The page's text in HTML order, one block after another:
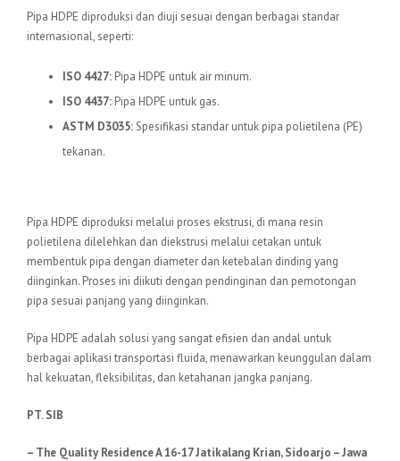
Pipa HDPE diproduksi dan diuji sesuai dengan berbagai standar
internasional, seperti:
ISO 4427: Pipa HDPE untuk air minum.
ISO 4437: Pipa HDPE untuk gas.
ASTM D3035:Spesifikasi standar untuk pipa polietilena (PE)
tekanan.
Pipa HDPE diproduksi melalui proses ekstrusi, di mana resin
polietilena dilelehkan dan diekstrusi melalui cetakan untuk
membentuk pipa dengan diameter dan ketebalan dinding yang
diinginkan. Proses ini diikuti dengan pendinginan dan pemotongan
pipa sesuai panjang yang diinginkan.
Pipa HDPE adalah solusi yang sangat efisien dan andal untuk
berbagai aplikasi transportasi fluida, menawarkan keunggulan dalam
hal kekuatan, fleksibilitas, dan ketahanan jangka panjang.
PT. SIB
– The Quality Residence A 16-17 Jatikalang Krian, Sidoarjo – Jawa